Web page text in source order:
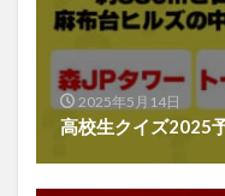
2025年5月14日
高校生クイズ2025